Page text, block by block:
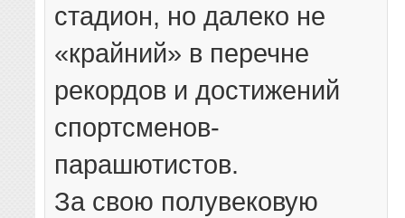
стадион, но далеко не
«крайний» в перечне
рекордов и достижений
спортсменов-
парашютистов.
За свою полувековую